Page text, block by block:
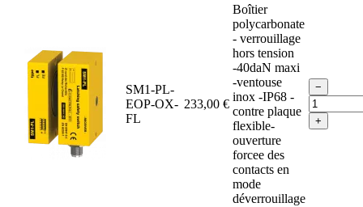
SM1-PL-
EOP-OX-
FL
233,00 €
Boîtier
polycarbonate
- verrouillage
hors tension
-40daN maxi
-ventouse
inox -IP68 -
contre plaque
flexible-
ouverture
forcee des
contacts en
mode
déverrouillage
−
+